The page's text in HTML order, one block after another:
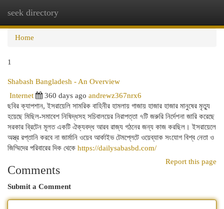
seek directory
Home
1
Shabash Bangladesh - An Overview
Internet
360 days ago andrewz367nrx6
ছবির ক্যাপশান, ইসরায়েলি সামরিক বাহিনীর হামলায় গাজায় হাজার হাজার মানুষের মৃত্যু
হয়েছে মিছিল-সমাবেশ নিষিদ্ধসহ সচিবালয়ের নিরাপত্তা ৭টি জরুরি নির্দেশনা জারি করেছে
সরকার ব্রিটেন মূলত একটি ঐক্যবদ্ধ আরব রাজ্য গঠনের জন্য কাজ করছিল। ইসরায়েলে
অস্ত্র রপ্তানি করবে না জার্মানি ওয়েব আর্কাইভ টেমপ্লেটে ওয়েব্যাক সংযোগ বিশ্ব নেতা ও
জিম্মিদের পরিবারের দিক থেকে https://dailysabasbd.com/
Report this page
Comments
Submit a Comment